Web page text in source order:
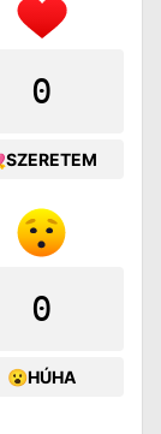
0
0
😮HÚHA